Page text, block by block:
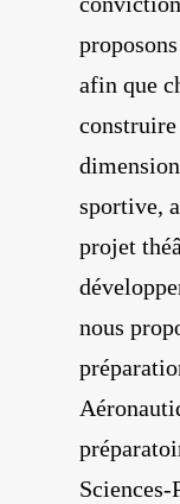
afin que
sportive,
projet
nous
Sciences-